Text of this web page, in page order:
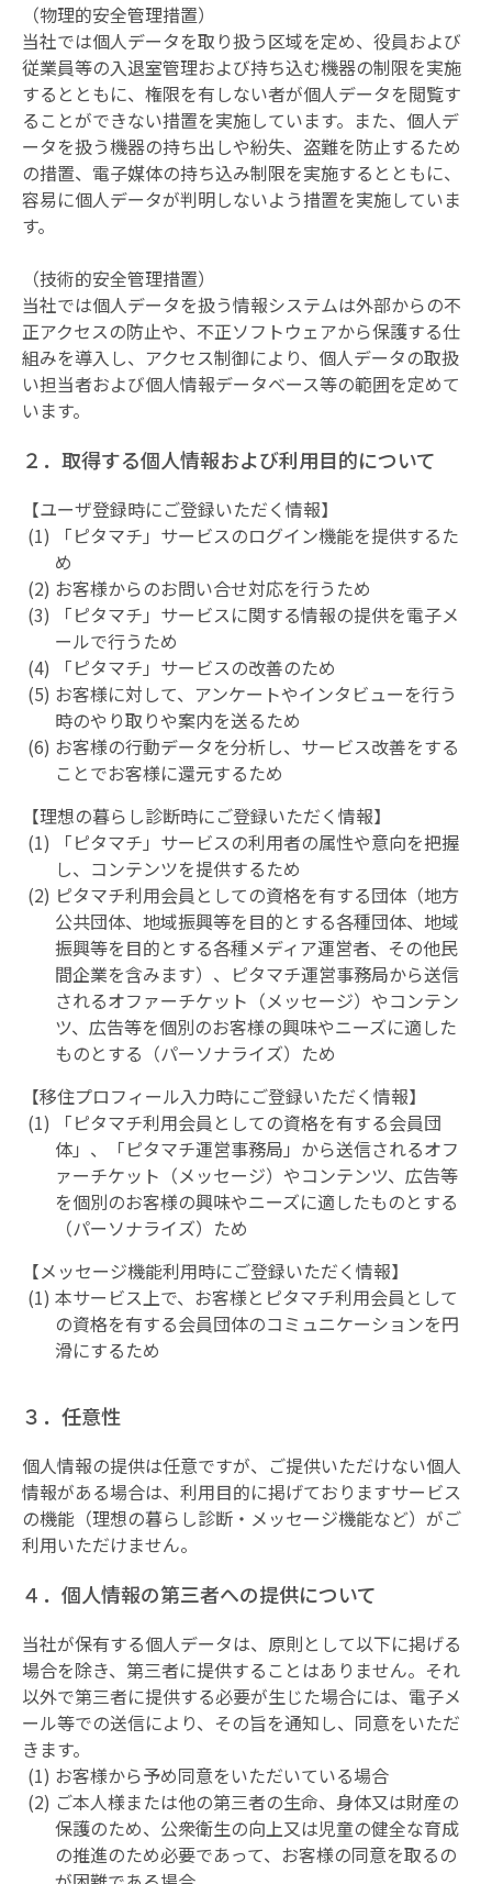
（物理的安全管理措置）
当社では個人データを取り扱う区域を定め、役員および
従業員等の入退室管理および持ち込む機器の制限を実施
するとともに、権限を有しない者が個人データを閲覧す
ることができない措置を実施しています。また、個人デ
ータを扱う機器の持ち出しや紛失、盗難を防止するため
の措置、電子媒体の持ち込み制限を実施するとともに、
容易に個人データが判明しないよう措置を実施していま
す。
（技術的安全管理措置）
当社では個人データを扱う情報システムは外部からの不
正アクセスの防止や、不正ソフトウェアから保護する仕
組みを導入し、アクセス制御により、個人データの取扱
い担当者および個人情報データベース等の範囲を定めて
います。
２．取得する個人情報および利用目的について
【ユーザ登録時にご登録いただく情報】
「ピタマチ」サービスのログイン機能を提供するた
め
お客様からのお問い合せ対応を行うため
「ピタマチ」サービスに関する情報の提供を電子メ
ールで行うため
「ピタマチ」サービスの改善のため
お客様に対して、アンケートやインタビューを行う
時のやり取りや案内を送るため
お客様の行動データを分析し、サービス改善をする
ことでお客様に還元するため
【理想の暮らし診断時にご登録いただく情報】
「ピタマチ」サービスの利用者の属性や意向を把握
し、コンテンツを提供するため
ピタマチ利用会員としての資格を有する団体（地方
公共団体、地域振興等を目的とする各種団体、地域
振興等を目的とする各種メディア運営者、その他民
間企業を含みます）、ピタマチ運営事務局から送信
されるオファーチケット（メッセージ）やコンテン
ツ、広告等を個別のお客様の興味やニーズに適した
ものとする（パーソナライズ）ため
【移住プロフィール入力時にご登録いただく情報】
「ピタマチ利用会員としての資格を有する会員団
体」、「ピタマチ運営事務局」から送信されるオフ
ァーチケット（メッセージ）やコンテンツ、広告等
を個別のお客様の興味やニーズに適したものとする
（パーソナライズ）ため
【メッセージ機能利用時にご登録いただく情報】
本サービス上で、お客様とピタマチ利用会員として
の資格を有する会員団体のコミュニケーションを円
滑にするため
３．任意性
個人情報の提供は任意ですが、ご提供いただけない個人
情報がある場合は、利用目的に掲げておりますサービス
の機能（理想の暮らし診断・メッセージ機能など）がご
利用いただけません。
４．個人情報の第三者への提供について
当社が保有する個人データは、原則として以下に掲げる
場合を除き、第三者に提供することはありません。それ
以外で第三者に提供する必要が生じた場合には、電子メ
ール等での送信により、その旨を通知し、同意をいただ
きます。
お客様から予め同意をいただいている場合
ご本人様または他の第三者の生命、身体又は財産の
保護のため、公衆衛生の向上又は児童の健全な育成
の推進のため必要であって、お客様の同意を取るの